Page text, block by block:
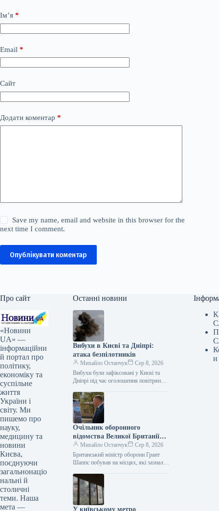
Ім’я *
Email *
Сайт
Додати коментар *
Save my name, email and website in this browser for the
next time I comment.
Опублікувати коментар
Про сайт
«Новини
UA» —
інформаційни
й портал про
політику,
економіку та
суспільне
життя
України і
світу. Ми
пишемо про
науку,
медицину та
новини
Києва,
поєднуючи
загальнонаціо
нальні й
столичні
теми. Наша
мета —
Останні новини
Вибухи в Києві та Дніпрі:
атака безпілотників
Михайло Остапчук
Сер 8, 2026
Вибухи були зафіксовані у Києві та
Дніпрі під час оголошення повітряної
підтверджують представники ЗМІ, які
працюють на…
Очільник оборонного
відомства Великої Британії
Грант Шеппс побував у Києві,
оглядаючи наслідки
російських атак.
Михайло Остапчук
Сер 8, 2026
Британський міністр оборони Грант
Шаппс побував на місцях, які зазнали
інформацією Укрінформу, це стало
відомо…
У київському метро
и